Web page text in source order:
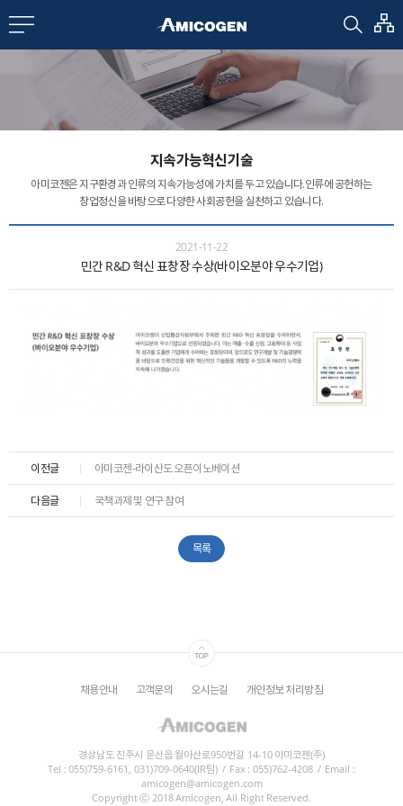
us
지속가능혁신기술
아미코젠은 지구환경과 인류의 지속가능성에 가치를 두고 있습니다.인류에 공헌하는
창업정신을 바탕으로 다양한 사회공헌을 실천하고 있습니다.
2021-11-22
민간 R&D 혁신 표창장 수상(바이오분야 우수기업)
이전글 아미코젠-라이산도 오픈이노베이션
다음글 국책과제 및 연구 참여
목록
채용안내 고객문의 오시는길 개인정보 처리방침
경상남도 진주시 문산읍 월아산로950번길 14-10 아미코젠(주)
Tel : 055)759-6161, 031)709-0640(IR팀) / Fax : 055)762-4208 / Email :
amicogen@amicogen.com
Copyright ⓒ 2018 Amicogen, All Right Reserved.